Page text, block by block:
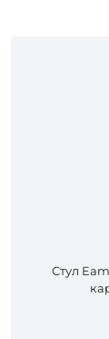
Стул